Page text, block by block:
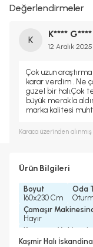
Değerlendirmeler
K
K**** G****
12 Aralık 2025
Çok uzun
karar verdim . Ne
güzel bir halı.Çok
büyük merakla
marka kalitesi
Karaca üzerinden
Ürün Bilgileri
Boyut
160x230 Cm
Oda
Çamaşır
Hayır
Kurutma
Hayır
Kaşmir Halı